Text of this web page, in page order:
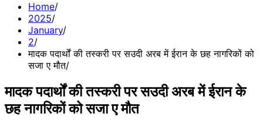
Home
2025
January
2
मादक पदार्थों की तस्करी पर सउदी अरब में ईरान के छह नागरिकों को
सजा ए मौत
मादक पदार्थों की तस्करी पर सउदी अरब में ईरान के
छह नागरिकों को सजा ए मौत